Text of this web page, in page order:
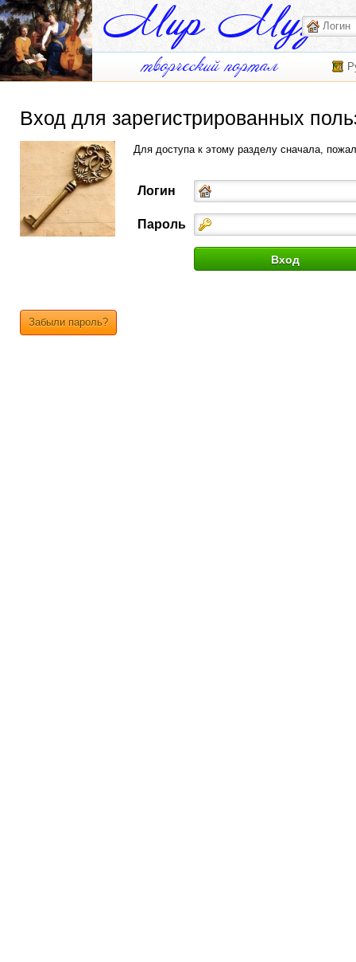
Вход для зарегистрированных
Для доступа к этому разделу сначала,
Логин
Пароль
Забыли пароль?